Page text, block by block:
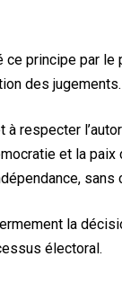
ce principe par
des jugements.
à respecter
et la paix
sans
la
électoral.